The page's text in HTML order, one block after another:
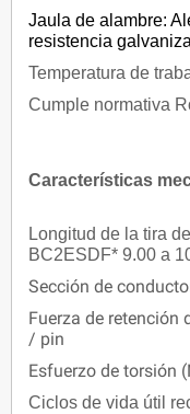
Jaula de alambre:
resistencia
Temperatura de
Cumple normativa
Características
Longitud de la tira
BC2ESDF* 9.00 a
Sección de
Fuerza de retención
/ pin
Esfuerzo de torsión
Ciclos de vida útil